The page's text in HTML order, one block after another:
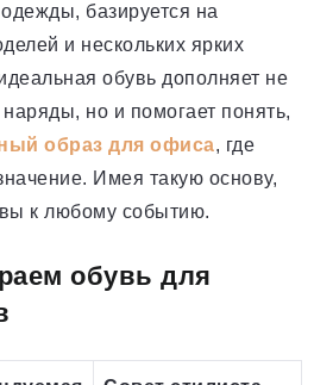
базируется на
и нескольких ярких
обувь дополняет не
но и помогает понять,
образ для офиса, где
Имея такую основу,
к любому событию.
обувь для